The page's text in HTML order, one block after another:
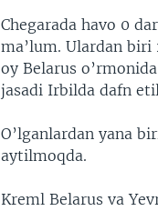
Chegarada havo 0
ma’lum. Ulardan
oy Belarus
jasadi Irbilda dafn
O’lganlardan yana
aytilmoqda.
Kreml Belarus va